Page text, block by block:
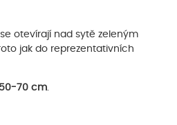
otevírají nad sytě zeleným
jak do reprezentativních
50-70 cm.